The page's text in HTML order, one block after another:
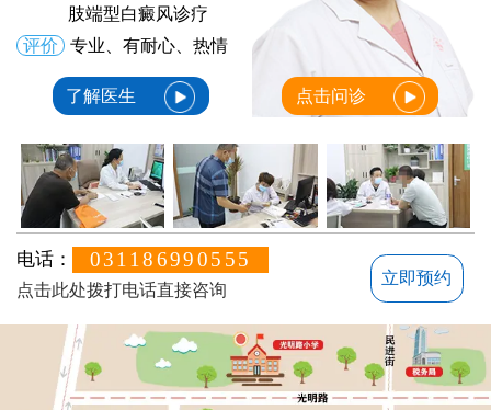
肢端型白癜风诊疗
评价
专业、有耐心、热情
了解医生 点击问诊
电话： 031186990555
点击此处拨打电话直接咨询
立即预约